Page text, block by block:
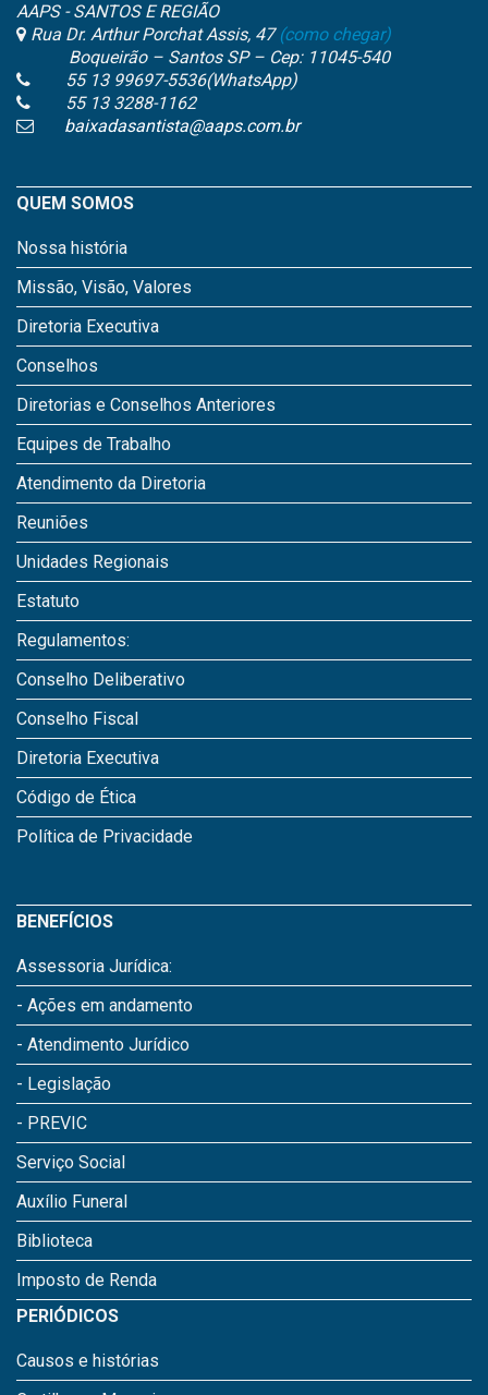
AAPS - SANTOS E REGIÃO
Rua Dr. Arthur Porchat Assis, 47(como chegar)
Boqueirão – Santos SP – Cep: 11045-540
55 13 99697-5536(WhatsApp)
55 13 3288-1162
baixadasantista@aaps.com.br
QUEM SOMOS
Nossa história
Missão, Visão, Valores
Diretoria Executiva
Conselhos
Diretorias e Conselhos Anteriores
Equipes de Trabalho
Atendimento da Diretoria
Reuniões
Unidades Regionais
Estatuto
Regulamentos:
Conselho Deliberativo
Conselho Fiscal
Diretoria Executiva
Código de Ética
Política de Privacidade
BENEFÍCIOS
Assessoria Jurídica:
- Ações em andamento
- Atendimento Jurídico
- Legislação
- PREVIC
Serviço Social
Auxílio Funeral
Biblioteca
Imposto de Renda
PERIÓDICOS
Causos e histórias